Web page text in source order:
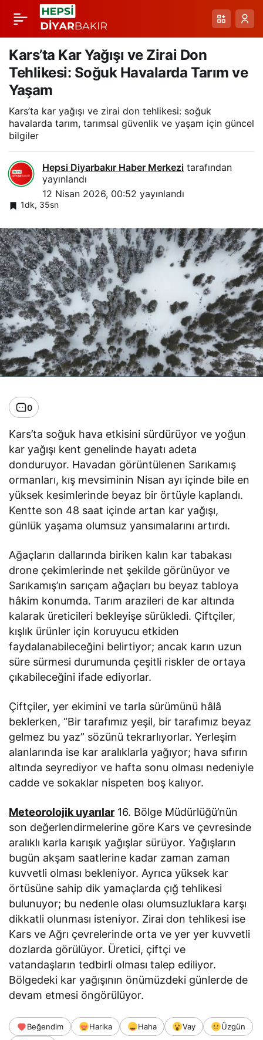
Kars’ta Kar Yağışı ve Zirai Don
Tehlikesi: Soğuk Havalarda Tarım ve
Yaşam
Kars’ta kar yağışı ve zirai don tehlikesi: soğuk
havalarda tarım, tarımsal güvenlik ve yaşam için güncel
bilgiler
Hepsi Diyarbakır Haber Merkezi tarafından
yayınlandı
12 Nisan 2026, 00:52 yayınlandı
1dk, 35sn
0
Kars’ta soğuk hava etkisini sürdürüyor ve yoğun
kar yağışı kent genelinde hayatı adeta
donduruyor. Havadan görüntülenen Sarıkamış
ormanları, kış mevsiminin Nisan ayı içinde bile en
yüksek kesimlerinde beyaz bir örtüyle kaplandı.
Kentte son 48 saat içinde artan kar yağışı,
günlük yaşama olumsuz yansımalarını artırdı.
Ağaçların dallarında biriken kalın kar tabakası
drone çekimlerinde net şekilde görünüyor ve
Sarıkamış’ın sarıçam ağaçları bu beyaz tabloya
hâkim konumda. Tarım arazileri de kar altında
kalarak üreticileri bekleyişe sürükledi. Çiftçiler,
kışlık ürünler için koruyucu etkiden
faydalanabileceğini belirtiyor; ancak karın uzun
süre sürmesi durumunda çeşitli riskler de ortaya
çıkabileceğini ifade ediyorlar.
Çiftçiler, yer ekimini ve tarla sürümünü hâlâ
beklerken, “Bir tarafımız yeşil, bir tarafımız beyaz
gelmez bu yaz” sözünü tekrarlıyorlar. Yerleşim
alanlarında ise kar aralıklarla yağıyor; hava sıfırın
altında seyrediyor ve hafta sonu olması nedeniyle
cadde ve sokaklar nispeten boş kalıyor.
Meteorolojik uyarılar 16. Bölge Müdürlüğü’nün
son değerlendirmelerine göre Kars ve çevresinde
aralıklı karla karışık yağışlar sürüyor. Yağışların
bugün akşam saatlerine kadar zaman zaman
kuvvetli olması bekleniyor. Ayrıca yüksek kar
örtüsüne sahip dik yamaçlarda çığ tehlikesi
bulunuyor; bu nedenle olası olumsuzluklara karşı
dikkatli olunması isteniyor. Zirai don tehlikesi ise
Kars ve Ağrı çevrelerinde orta ve yer yer kuvvetli
dozlarda görülüyor. Üretici, çiftçi ve
vatandaşların tedbirli olması talep ediliyor.
Bölgedeki kar yağışının önümüzdeki günlerde de
devam etmesi öngörülüyor.
Beğendim Harika Haha Vay
Üzgün
Malatya’nın Kırsalında
Kar Kalınlığı Artıyor:
Don ve Yağış Uyarısı
Paylaş